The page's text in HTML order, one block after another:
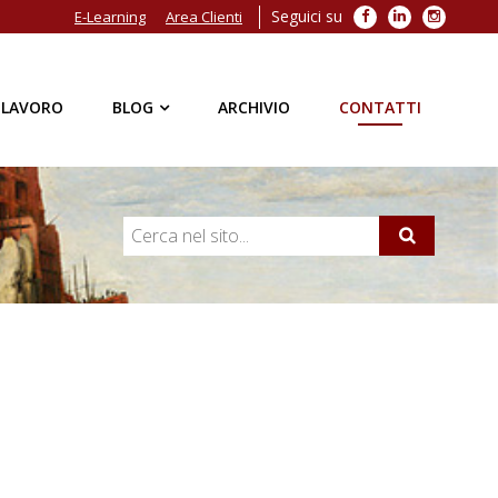
Seguici su Facebook
LinkedIn
E-Learning Area Clienti
BLOG ARCHIVIO CONTATTI